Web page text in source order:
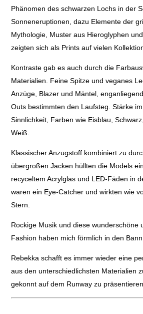
Phänomen des schwarzen Lochs in der
Sonneneruptionen, dazu Elemente der
Mythologie, Muster aus Hieroglyphen
zeigten sich als Prints auf vielen
Kontraste gab es auch durch die
Materialien. Feine Spitze und veganes
Anzüge, Blazer und Mäntel,
Outs bestimmten den Laufsteg. Stärke
Sinnlichkeit, Farben wie Eisblau,
Weiß.
Klassischer Anzugstoff kombiniert zu
übergroßen Jacken hüllten die Models
recyceltem Acrylglas und LED-Fäden in
waren ein Eye-Catcher und wirkten wie
Stern.
Rockige Musik und diese wunderschöne
Fashion haben mich förmlich in den Bann
Rebekka schafft es immer wieder eine
aus den unterschiedlichsten Materialien
gekonnt auf dem Runway zu